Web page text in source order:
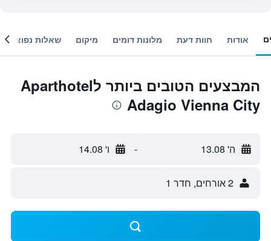
אודות חוות דעת מלונות דומים מיקום שאלות נפוצות
המבצעים הטובים ביותר לAparthotel
Adagio Vienna City
ה' 13.08 - ו' 14.08
2 אורחים, חדר 1